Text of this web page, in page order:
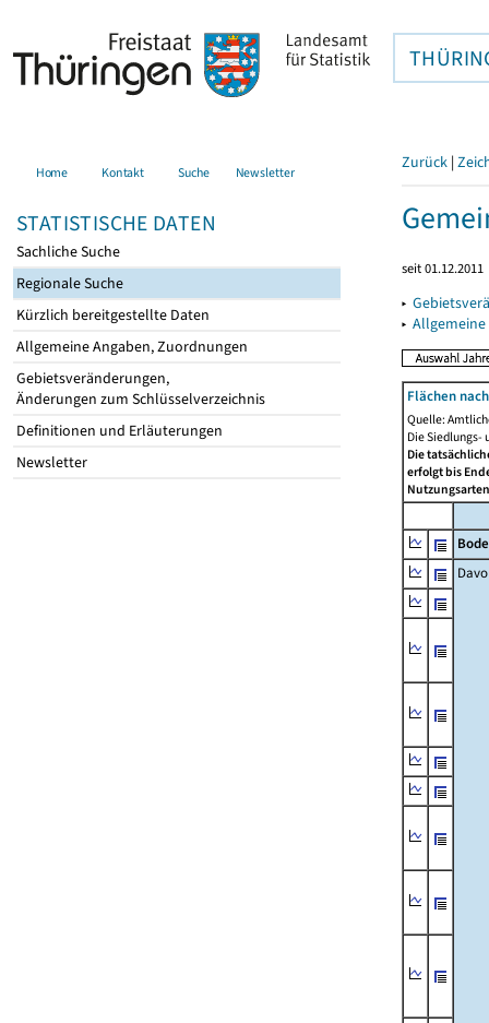
Home Kontakt Suche Newsletter
STATISTISCHE DATEN
Sachliche Suche
Regionale Suche
Kürzlich bereitgestellte Daten
Allgemeine Angaben, Zuordnungen
Gebietsveränderungen,
Änderungen zum Schlüsselverzeichnis
Definitionen und Erläuterungen
Newsletter
Zurück |
seit 01.12.2011
▸
▸
Flächen
Quelle:
Die Siedlungs-
Die
erfolgt bis